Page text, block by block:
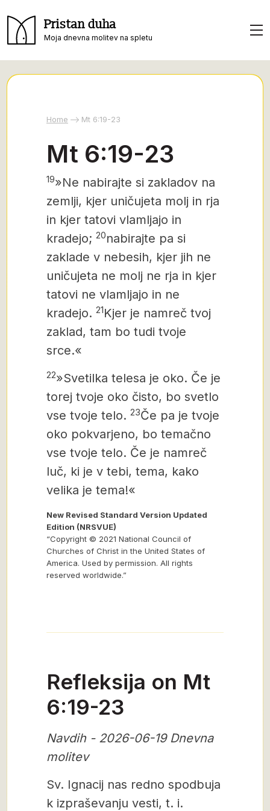
Pristan duha
Moja dnevna molitev na spletu
Home Mt 6:19-23
Mt 6:19-23
19»Ne nabirajte si zakladov na
zemlji, kjer uničujeta molj in rja
in kjer tatovi vlamljajo in
kradejo; 20nabirajte pa si
zaklade v nebesih, kjer jih ne
uničujeta ne molj ne rja in kjer
tatovi ne vlamljajo in ne
kradejo. 21Kjer je namreč tvoj
zaklad, tam bo tudi tvoje
srce.«
22»Svetilka telesa je oko. Če je
torej tvoje oko čisto, bo svetlo
vse tvoje telo. 23Če pa je tvoje
oko pokvarjeno, bo temačno
vse tvoje telo. Če je namreč
luč, ki je v tebi, tema, kako
velika je tema!«
New Revised Standard Version Updated
Edition (NRSVUE)
“Copyright © 2021 National Council of
Churches of Christ in the United States of
America. Used by permission. All rights
reserved worldwide.”
Refleksija on Mt
6:19-23
Navdih - 2026-06-19 Dnevna
molitev
Sv. Ignacij nas redno spodbuja
k izpraševanju vesti, t. i.